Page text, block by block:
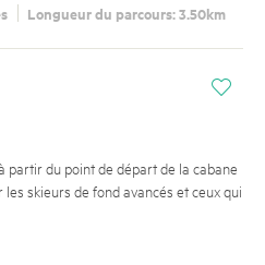
Longueur du parcours: 3.50km
i
partir du point de départ de la cabane
skieurs de fond avancés et ceux qui